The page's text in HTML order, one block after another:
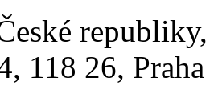
118 26,